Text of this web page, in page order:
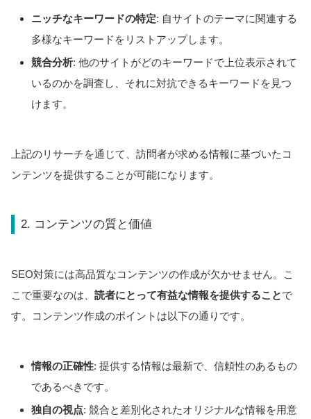
ニッチなキーワードの特定: 自サイトのテーマに関連する
多様なキーワードをリストアップします。
競合分析: 他のサイトがどのキーワードで上位表示されて
いるのかを調査し、それに対抗できるキーワードを見つ
けます。
上記のリサーチを通じて、訪問者が求める情報に基づいたコ
ンテンツを提供することが可能になります。
2. コンテンツの質と価値
SEO対策には高品質なコンテンツの作成が欠かせません。こ
こで重要なのは、 読者にとって有益な情報を提供することで
す。コンテンツ作成のポイントは以下の通りです。
情報の正確性: 提供する情報は最新で、信頼性のあるもの
であるべきです。
独自の視点: 競合と差別化されたオリジナルな情報を用意